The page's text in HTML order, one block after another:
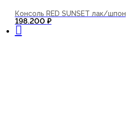
Консоль RED SUNSET лак/шпон
198.200 ₽